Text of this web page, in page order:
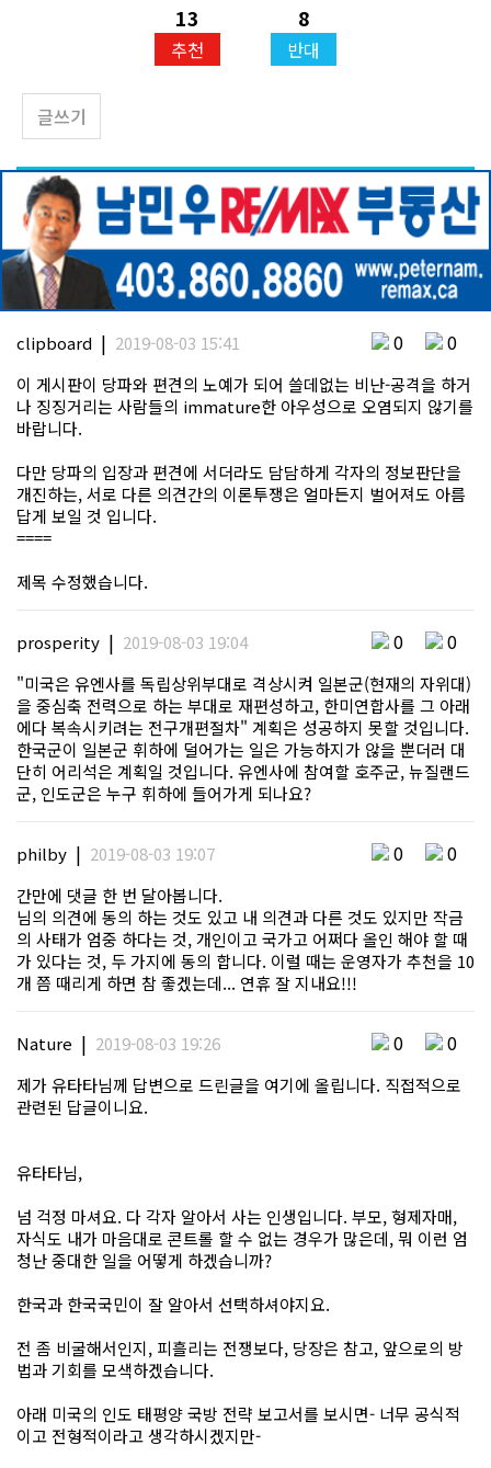
13
추천
8
반대
글쓰기
clipboard | 2019-08-03 15:41 0 0
이 게시판이 당파와 편견의 노예가 되어 쓸데없는 비난-공격을 하거
나 징징거리는 사람들의 immature한 아우성으로 오염되지 않기를
바랍니다.
다만 당파의 입장과 편견에 서더라도 담담하게 각자의 정보판단을
개진하는, 서로 다른 의견간의 이론투쟁은 얼마든지 벌어져도 아름
답게 보일 것 입니다.
====
제목 수정했습니다.
prosperity | 2019-08-03 19:04 0 0
"미국은 유엔사를 독립상위부대로 격상시켜 일본군(현재의 자위대)
을 중심축 전력으로 하는 부대로 재편성하고, 한미연합사를 그 아래
에다 복속시키려는 전구개편절차" 계획은 성공하지 못할 것입니다.
한국군이 일본군 휘하에 덜어가는 일은 가능하지가 않을 뿐더러 대
단히 어리석은 계획일 것입니다. 유엔사에 참여할 호주군, 뉴질랜드
군, 인도군은 누구 휘하에 들어가게 되나요?
philby | 2019-08-03 19:07 0 0
간만에 댓글 한 번 달아봅니다.
님의 의견에 동의 하는 것도 있고 내 의견과 다른 것도 있지만 작금
의 사태가 엄중 하다는 것, 개인이고 국가고 어쩌다 올인 해야 할 때
가 있다는 것, 두 가지에 동의 합니다. 이럴 때는 운영자가 추천을 10
개 쯤 때리게 하면 참 좋겠는데... 연휴 잘 지내요!!!
Nature | 2019-08-03 19:26 0 0
제가 유타타님께 답변으로 드린글을 여기에 올립니다. 직접적으로
관련된 답글이니요.
유타타님,
넘 걱정 마셔요. 다 각자 알아서 사는 인생입니다. 부모, 형제자매,
자식도 내가 마음대로 콘트롤 할 수 없는 경우가 많은데, 뭐 이런 엄
청난 중대한 일을 어떻게 하겠습니까?
한국과 한국국민이 잘 알아서 선택하셔야지요.
전 좀 비굴해서인지, 피흘리는 전쟁보다, 당장은 참고, 앞으로의 방
법과 기회를 모색하겠습니다.
아래 미국의 인도 태평양 국방 전략 보고서를 보시면- 너무 공식적
이고 전형적이라고 생각하시겠지만-